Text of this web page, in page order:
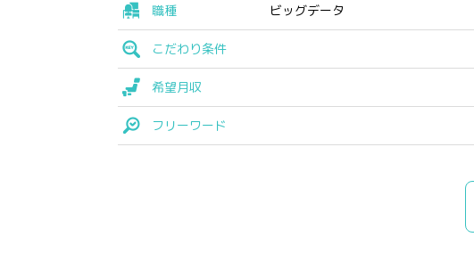
職種 ビッグデータ
こだわり条件
希望月収
フリーワード